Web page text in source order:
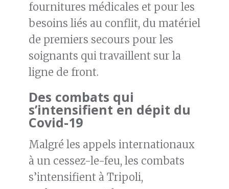
fournitures médicales et pour les
besoins liés au conflit, du matériel
de premiers secours pour les
soignants qui travaillent sur la
ligne de front.
Des combats qui
s’intensifient en dépit du
Covid-19
Malgré les appels internationaux
à un cessez-le-feu, les combats
s’intensifient à Tripoli,